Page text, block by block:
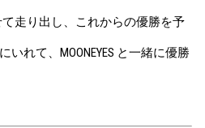
走り出し、これからの優勝を予
れて、MOONEYES と一緒に優勝